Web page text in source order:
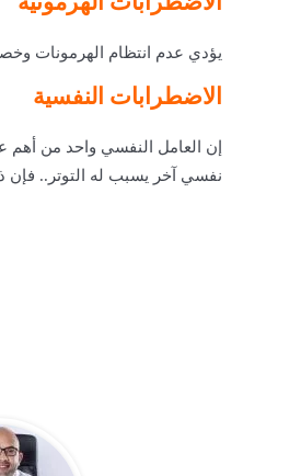
يؤدي عدم انتظام الهرمونات
الاضطرابات النفسية
إن العامل النفسي واحد من أهم
نفسي آخر يسبب له التوتر.. فإن